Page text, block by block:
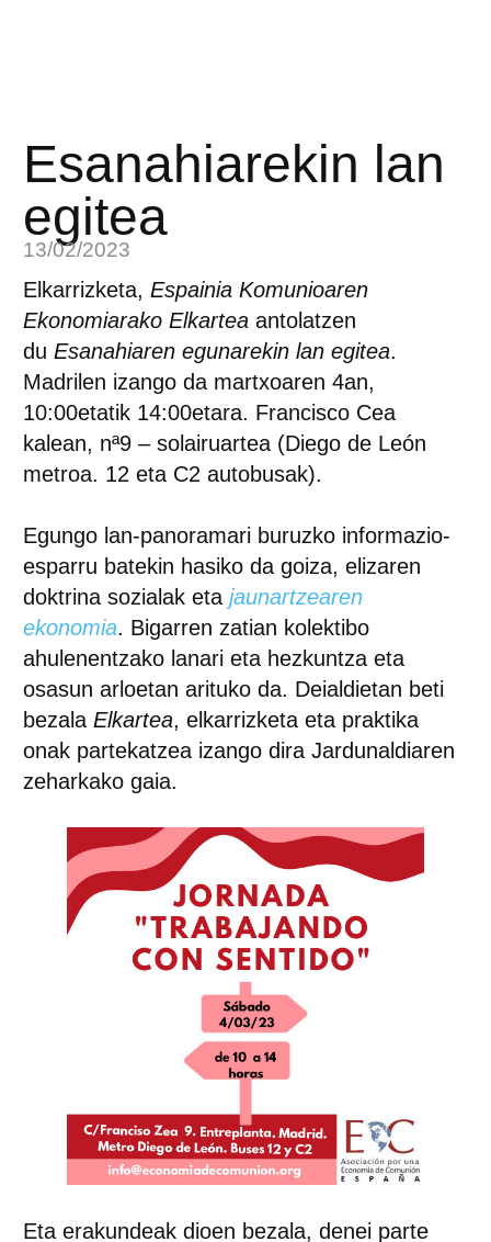
Esanahiarekin lan
egitea
13/02/2023
Elkarrizketa, Espainia Komunioaren
Ekonomiarako Elkarteaantolatzen
du Esanahiaren egunarekin lan egitea.
Madrilen izango da martxoaren 4an,
10:00etatik 14:00etara. Francisco Cea
kalean, nª9 – solairuartea (Diego de León
metroa. 12 eta C2 autobusak).
Egungo lan-panoramari buruzko informazio-
esparru batekin hasiko da goiza, elizaren
doktrina sozialak eta jaunartzearen
ekonomia. Bigarren zatian kolektibo
ahulenentzako lanari eta hezkuntza eta
osasun arloetan arituko da. Deialdietan beti
bezala Elkartea, elkarrizketa eta praktika
onak partekatzea izango dira Jardunaldiaren
zeharkako gaia.
Eta erakundeak dioen bezala, denei parte